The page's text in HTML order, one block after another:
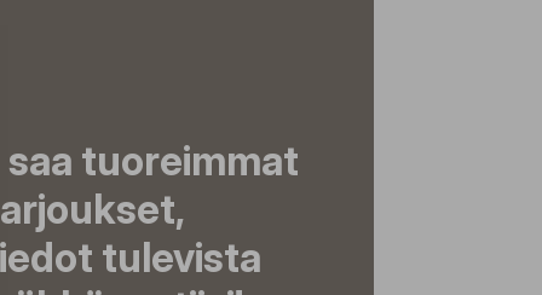
tuoreimmat
tulevista